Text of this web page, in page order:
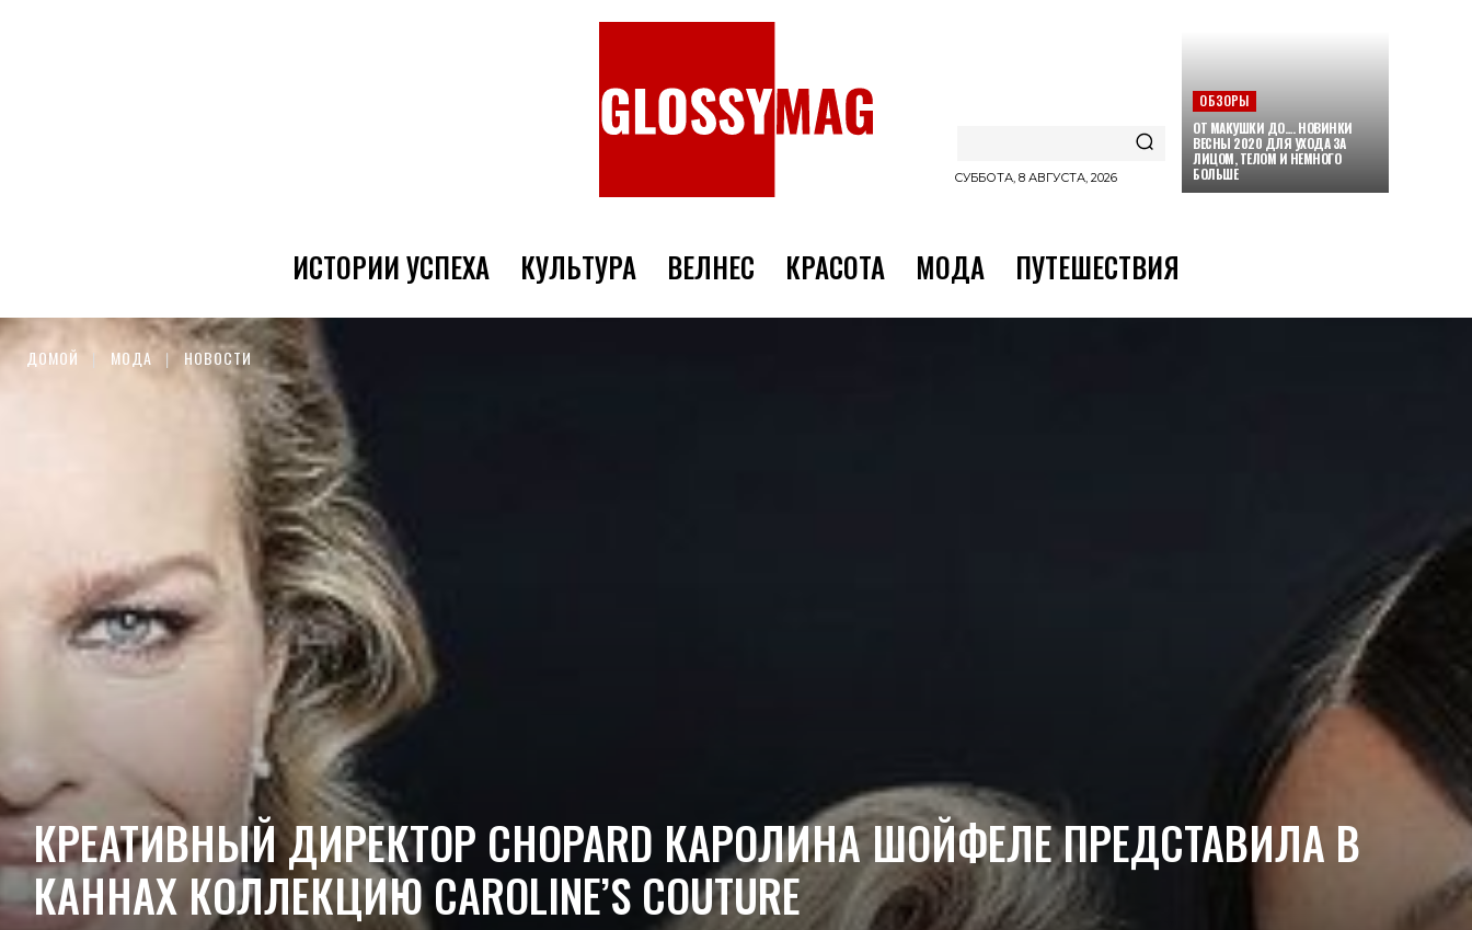
СУББОТА, 8 АВГУСТА, 2026
ОБЗОРЫ
ОТ МАКУШКИ ДО…. НОВИНКИ
ВЕСНЫ 2020 ДЛЯ УХОДА ЗА
ЛИЦОМ, ТЕЛОМ И НЕМНОГО
БОЛЬШЕ
ИСТОРИИ УСПЕХА КУЛЬТУРА ВЕЛНЕС КРАСОТА МОДА ПУТЕШЕСТВИЯ
ДОМОЙ МОДА НОВОСТИ
КРЕАТИВНЫЙ ДИРЕКТОР CHOPARD КАРОЛИНА ШОЙФЕЛЕ ПРЕДСТАВИЛА В
КАННАХ КОЛЛЕКЦИЮ CAROLINE’S COUTURE